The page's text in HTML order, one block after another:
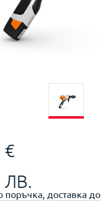
€
ЛВ.
поръчка, доставка до